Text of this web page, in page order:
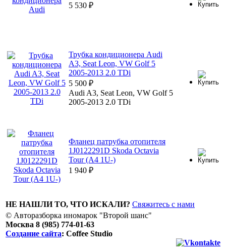
5 530 ₽
Трубка кондиционера Audi
A3, Seat Leon, VW Golf 5
2005-2013 2.0 TDi
5 500 ₽
Audi A3, Seat Leon, VW Golf 5
2005-2013 2.0 TDi
Фланец патрубка отопителя
1J0122291D Skoda Octavia
Tour (A4 1U-)
1 940 ₽
НЕ НАШЛИ ТО, ЧТО ИСКАЛИ? Свяжитесь с нами
© Авторазборка иномарок "Второй шанс"
Москва 8 (985) 774-01-63
Создание сайта: Coffee Studio